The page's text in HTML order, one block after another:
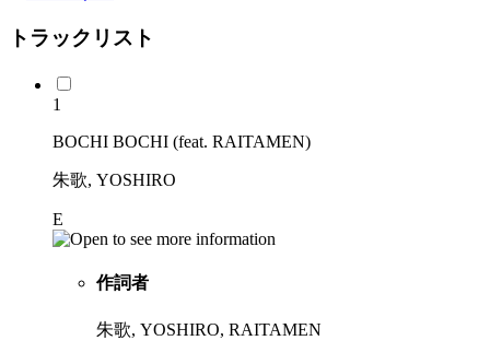
トラックリスト
1
BOCHI BOCHI (feat. RAITAMEN)
朱歌, YOSHIRO
E
作詞者
朱歌, YOSHIRO, RAITAMEN